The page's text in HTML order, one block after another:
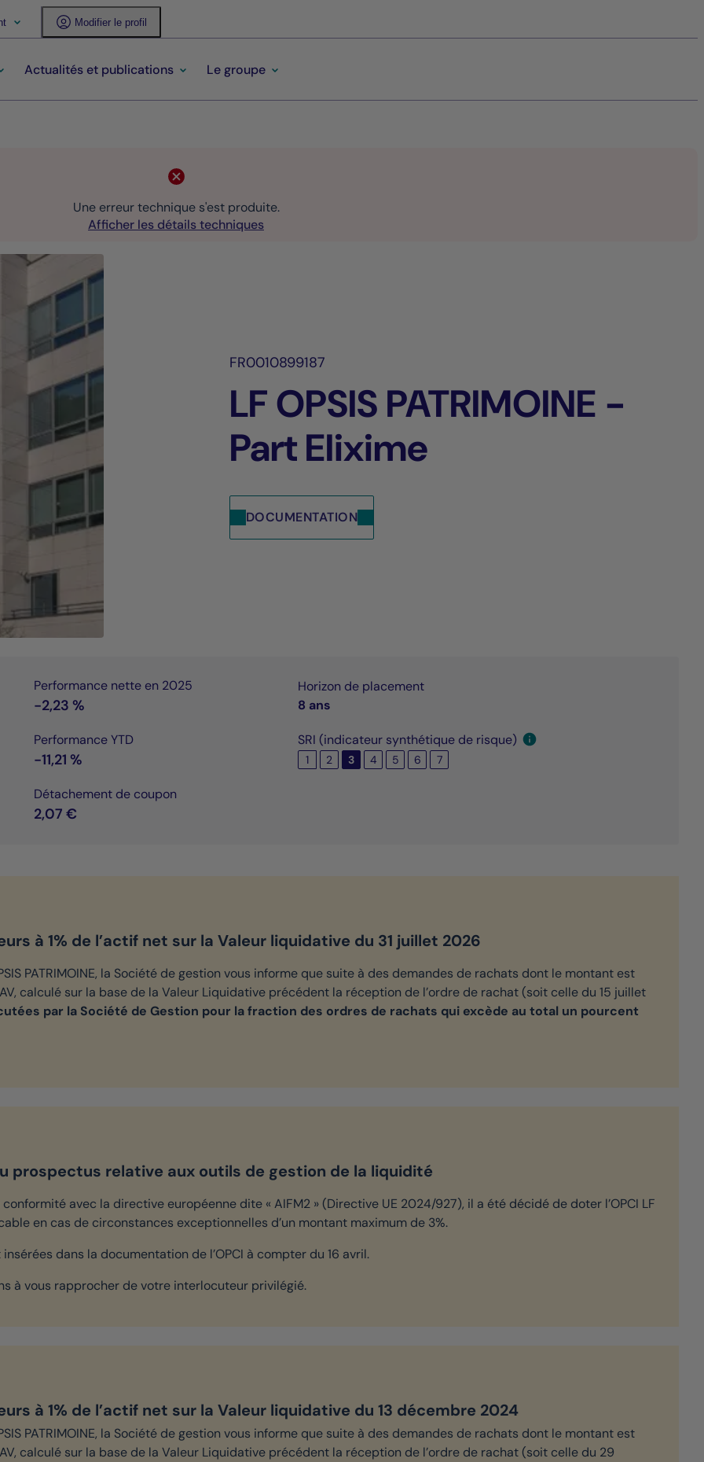
Modifier le profil
Actualités et publications Le groupe
Une erreur technique s'est produite.
Afficher les détails techniques
FR0010899187
LF OPSIS PATRIMOINE -
Part Elixime
DOCUMENTATION
Performance nette en 2025
-2,23 %
Horizon de placement
8 ans
Performance YTD
-11,21 %
SRI (indicateur synthétique de risque)
1 2 3 4 5 6 7
Détachement de coupon
2,07 €
à 1% de l’actif net sur la Valeur liquidative du 31 juillet 2026
PATRIMOINE, la Société de gestion vous informe que suite à des demandes de rachats dont le montant est
calculé sur la base de la Valeur Liquidative précédent la réception de l’ordre de rachat (soit celle du 15 juillet
par la Société de Gestion pour la fraction des ordres de rachats qui excède au total un pourcent
prospectus relative aux outils de gestion de la liquidité
avec la directive européenne dite « AIFM2 » (Directive UE 2024/927), il a été décidé de doter l’OPCI LF
en cas de circonstances exceptionnelles d’un montant maximum de 3%.
dans la documentation de l’OPCI à compter du 16 avril.
à vous rapprocher de votre interlocuteur privilégié.
à 1% de l’actif net sur la Valeur liquidative du 13 décembre 2024
PATRIMOINE, la Société de gestion vous informe que suite à des demandes de rachats dont le montant est
calculé sur la base de la Valeur Liquidative précédent la réception de l’ordre de rachat (soit celle du 29